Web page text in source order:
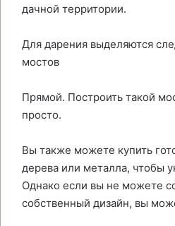
дачной территории.
Для дарения выделяются
мостов
Прямой. Построить такой
просто.
Вы также можете купить
дерева или металла, чтобы
Однако если вы не можете
собственный дизайн, вы